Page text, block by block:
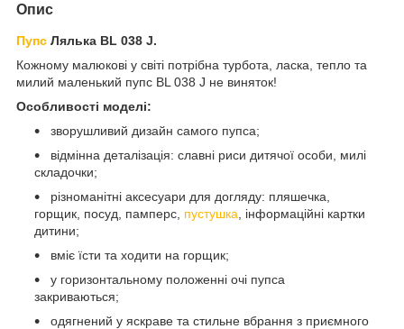
Опис
Пупс Лялька BL 038 J.
Кожному малюкові у світі потрібна турбота, ласка, тепло та
милий маленький пупс BL 038 J не виняток!
Особливості моделі:
зворушливий дизайн самого пупса;
відмінна деталізація: славні риси дитячої особи, милі
складочки;
різноманітні аксесуари для догляду: пляшечка,
горщик, посуд, памперс, пустушка , інформаційні картки
дитини;
вміє їсти та ходити на горщик;
у горизонтальному положенні очі пупса
закриваються;
одягнений у яскраве та стильне вбрання з приємного